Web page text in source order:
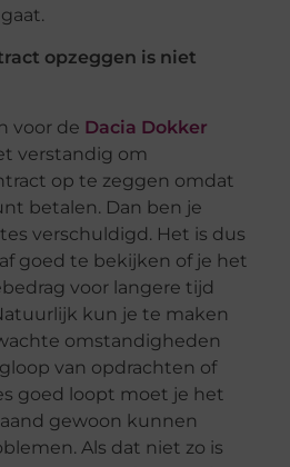
opzeggen is niet
voor de Dacia Dokker
verstandig om
op te zeggen omdat
betalen. Dan ben je
verschuldigd. Het is dus
goed te bekijken of je het
voor langere tijd
kun je te maken
omstandigheden
van opdrachten of
goed loopt moet je het
gewoon kunnen
Als dat niet zo is